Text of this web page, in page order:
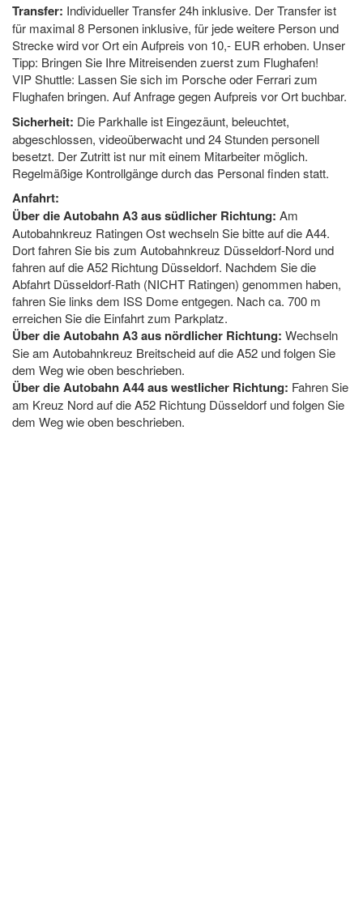
Transfer: Individueller Transfer 24h inklusive. Der Transfer ist
für maximal 8 Personen inklusive, für jede weitere Person und
Strecke wird vor Ort ein Aufpreis von 10,- EUR erhoben. Unser
Tipp: Bringen Sie Ihre Mitreisenden zuerst zum Flughafen!
VIP Shuttle: Lassen Sie sich im Porsche oder Ferrari zum
Flughafen bringen. Auf Anfrage gegen Aufpreis vor Ort buchbar.
Sicherheit: Die Parkhalle ist Eingezäunt, beleuchtet,
abgeschlossen, videoüberwacht und 24 Stunden personell
besetzt. Der Zutritt ist nur mit einem Mitarbeiter möglich.
Regelmäßige Kontrollgänge durch das Personal finden statt.
Anfahrt:
Über die Autobahn A3 aus südlicher Richtung: Am
Autobahnkreuz Ratingen Ost wechseln Sie bitte auf die A44.
Dort fahren Sie bis zum Autobahnkreuz Düsseldorf-Nord und
fahren auf die A52 Richtung Düsseldorf. Nachdem Sie die
Abfahrt Düsseldorf-Rath (NICHT Ratingen) genommen haben,
fahren Sie links dem ISS Dome entgegen. Nach ca. 700 m
erreichen Sie die Einfahrt zum Parkplatz.
Über die Autobahn A3 aus nördlicher Richtung: Wechseln
Sie am Autobahnkreuz Breitscheid auf die A52 und folgen Sie
dem Weg wie oben beschrieben.
Über die Autobahn A44 aus westlicher Richtung: Fahren Sie
am Kreuz Nord auf die A52 Richtung Düsseldorf und folgen Sie
dem Weg wie oben beschrieben.